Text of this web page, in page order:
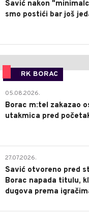
Savić nakon
smo postići bar još
RK BORAC
05.08.2026.
Borac m:tel zakazao
utakmica pred
27.07.2026.
Savić otvoreno pred
Borac napada titulu,
dugova prema